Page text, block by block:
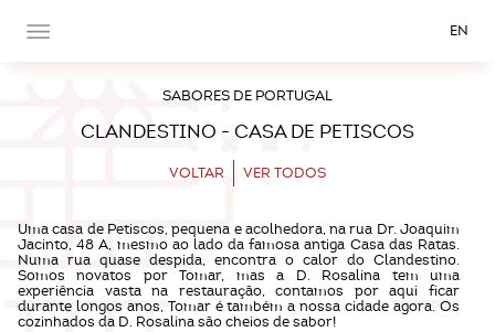
EN
SABORES DE PORTUGAL
CLANDESTINO - CASA DE PETISCOS
VOLTAR VER TODOS
Uma casa de Petiscos, pequena e acolhedora, na rua Dr. Joaquim
Jacinto, 48 A, mesmo ao lado da famosa antiga Casa das Ratas.
Numa rua quase despida, encontra o calor do Clandestino.
Somos novatos por Tomar, mas a D. Rosalina tem uma
experiência vasta na restauração, contamos por aqui ficar
durante longos anos, Tomar é também a nossa cidade agora. Os
cozinhados da D. Rosalina são cheios de sabor!